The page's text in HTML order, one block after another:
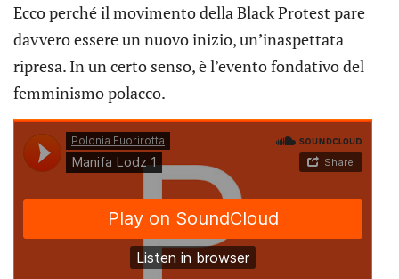
Ecco perché il movimento della Black Protest pare
davvero essere un nuovo inizio, un’inaspettata
ripresa. In un certo senso, è l’evento fondativo del
femminismo polacco.